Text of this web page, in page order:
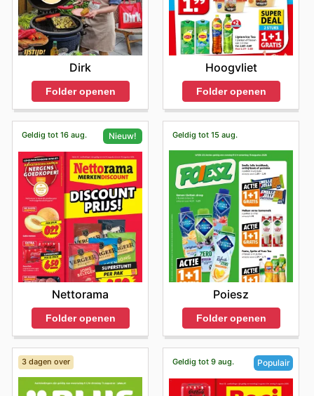
Dirk
Folder openen
Hoogvliet
Folder openen
Geldig tot 16 aug. Nieuw!
Nettorama
Folder openen
Geldig tot 15 aug.
Poiesz
Folder openen
3 dagen over Geldig tot 9 aug. Populair